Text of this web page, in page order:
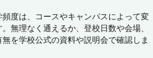
度は、コースやキャンパスによって変
無理なく通えるか、登校日数や会場、
を学校公式の資料や説明会で確認しま